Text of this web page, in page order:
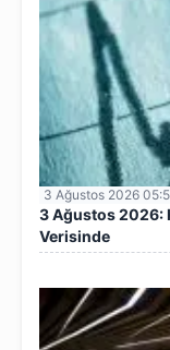
3 Ağustos 2026
3 Ağustos 2026:
Verisinde